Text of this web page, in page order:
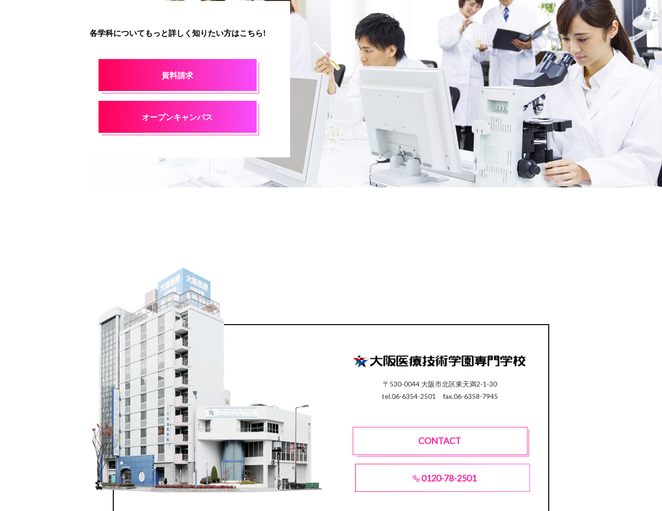
各学科についてもっと詳しく知りたい方はこちら!
資料請求
オープンキャンパス
〒530-0044 大阪市北区東天満2-1-30
tel.06-6354-2501 fax.06-6358-7945
CONTACT
0120-78-2501